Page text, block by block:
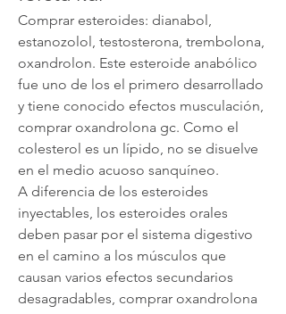
Comprar esteroides: dianabol,
estanozolol, testosterona, trembolona,
oxandrolon. Este esteroide anabólico
fue uno de los el primero desarrollado
y tiene conocido efectos musculación,
comprar oxandrolona gc. Como el
colesterol es un lípido, no se disuelve
en el medio acuoso sanquíneo.
A diferencia de los esteroides
inyectables, los esteroides orales
deben pasar por el sistema digestivo
en el camino a los músculos que
causan varios efectos secundarios
desagradables, comprar oxandrolona